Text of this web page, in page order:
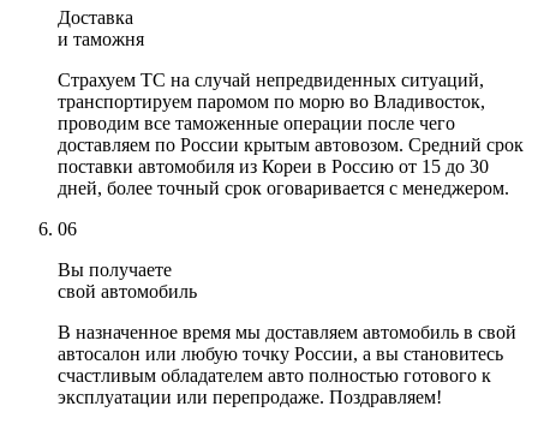
Доставка
и таможня
Страхуем ТС на случай непредвиденных ситуаций,
транспортируем паромом по морю во Владивосток,
проводим все таможенные операции после чего
доставляем по России крытым автовозом. Средний срок
поставки автомобиля из Кореи в Россию от 15 до 30
дней, более точный срок оговаривается с менеджером.
06
Вы получаете
свой автомобиль
В назначенное время мы доставляем автомобиль в свой
автосалон или любую точку России, а вы становитесь
счастливым обладателем авто полностью готового к
эксплуатации или перепродаже. Поздравляем!